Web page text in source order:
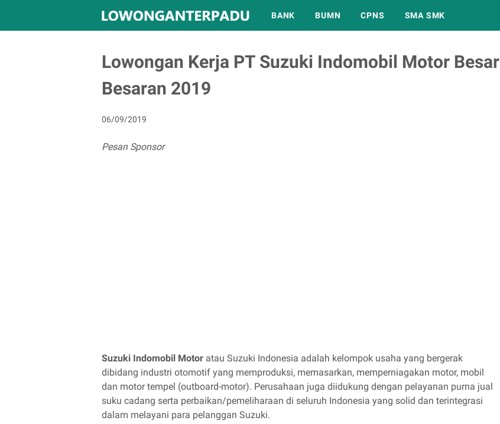
BANK BUMN CPNS SMA SMK
Lowongan Kerja PT Suzuki Indomobil Motor Besar
Besaran 2019
06/09/2019
Pesan Sponsor
Suzuki Indomobil Motor atau Suzuki Indonesia adalah kelompok usaha yang bergerak
dibidang industri otomotif yang memproduksi, memasarkan, memperniagakan motor, mobil
dan motor tempel (outboard-motor). Perusahaan juga diidukung dengan pelayanan purna jual
suku cadang serta perbaikan/pemeliharaan di seluruh Indonesia yang solid dan terintegrasi
dalam melayani para pelanggan Suzuki.